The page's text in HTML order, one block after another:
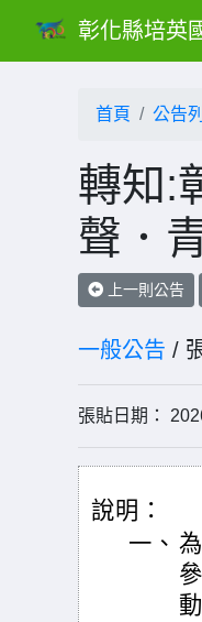
彰化縣培英
首頁 公告
轉知:
聲．
上一則公告
一般公告 /
張貼日期：
說明：
一、